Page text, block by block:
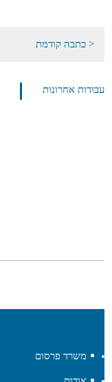
< כתבה קודמת
עבודות אחרונות
משרד פרסום